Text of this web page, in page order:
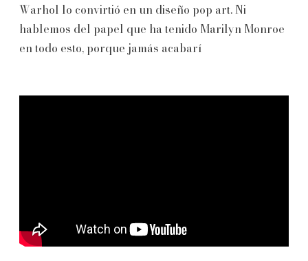
Warhol lo convirtió en un diseño pop art. Ni
hablemos del papel que ha tenido Marilyn Monroe
en todo esto, porque jamás acabarí